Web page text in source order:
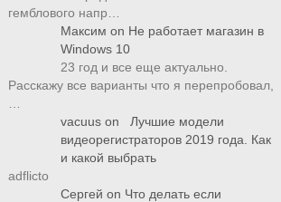
гемблового напр…
Максим on Не работает магазин в
Windows 10
23 год и все еще актуально.
Расскажу все варианты что я перепробовал,
vacuus on
Лучшие модели
видеорегистраторов 2019 года. Как
и какой выбрать
adflicto
Сергей on Что делать если